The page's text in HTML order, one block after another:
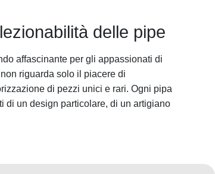
delle pipe
affascinante per gli appassionati di
riguarda solo il piacere di
di pezzi unici e rari. Ogni pipa
di un design particolare, di un artigiano